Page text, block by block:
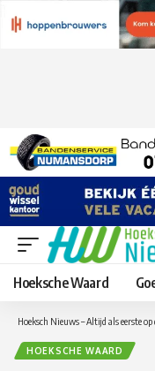
Hoeksche Waard
Hoeksch Nieuws – Altijd als eerste
HOEKSCHE WAARD